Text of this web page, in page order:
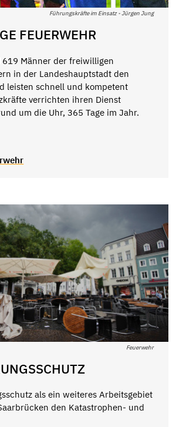
Führungskräfte im Einsatz - Jürgen Jung
FEUERWEHR
Männer der freiwilligen
in der Landeshauptstadt den
leisten schnell und kompetent
verrichten ihren Dienst
um die Uhr, 365 Tage im Jahr.
Feuerwehr
als ein weiteres Arbeitsgebiet
den Katastrophen- und